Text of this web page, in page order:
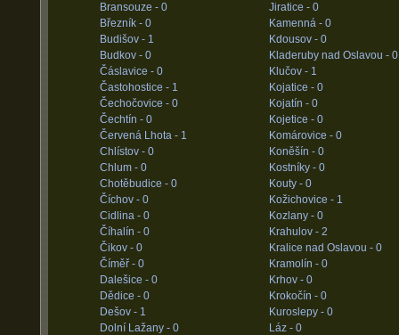
Bransouze - 0
Březník - 0
Budišov - 1
Budkov - 0
Čáslavice - 0
Častohostice - 1
Čechočovice - 0
Čechtín - 0
Červená Lhota - 1
Chlístov - 0
Chlum - 0
Chotěbudice - 0
Číchov - 0
Cidlina - 0
Číhalín - 0
Čikov - 0
Číměř - 0
Dalešice - 0
Dědice - 0
Dešov - 1
Dolní Lažany - 0
Jiratice - 0
Kamenná - 0
Kdousov - 0
Kladeruby nad Oslavou - 0
Klučov - 1
Kojatice - 0
Kojatín - 0
Kojetice - 0
Komárovice - 0
Koněšín - 0
Kostníky - 0
Kouty - 0
Kožichovice - 1
Kozlany - 0
Krahulov - 2
Kralice nad Oslavou - 0
Kramolín - 0
Krhov - 0
Krokočín - 0
Kuroslepy - 0
Láz - 0